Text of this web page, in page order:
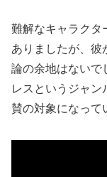
難解なキャラクタ
ありましたが、彼
論の余地はないで
レスというジャン
賛の対象になって